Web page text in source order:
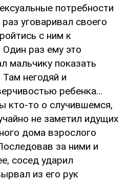
потребности
уговаривал своего
с ним к
раз ему это
мальчику показать
негодяй и
ребенка...
кто-то о случившемся,
не заметил идущих
дома взрослого
за ними и
сосед ударил
из его рук